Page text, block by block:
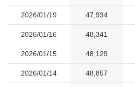
2026/01/19 47,934
2026/01/16 48,341
2026/01/15 48,129
2026/01/14 48,857